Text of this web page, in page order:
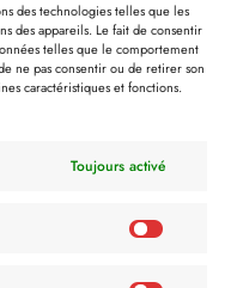
des technologies telles que les
des appareils. Le fait de consentir
telles que le comportement
ne pas consentir ou de retirer son
caractéristiques et fonctions.
Toujours activé